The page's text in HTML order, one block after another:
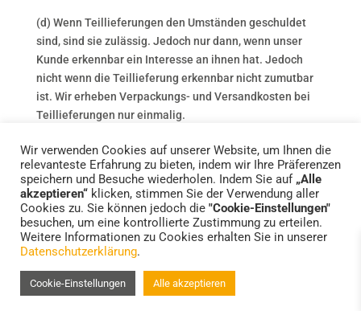
(d) Wenn Teillieferungen den Umständen geschuldet
sind, sind sie zulässig. Jedoch nur dann, wenn unser
Kunde erkennbar ein Interesse an ihnen hat. Jedoch
nicht wenn die Teillieferung erkennbar nicht zumutbar
ist. Wir erheben Verpackungs- und Versandkosten bei
Teillieferungen nur einmalig.
Standorte Impressum
Datenschutzerklärung
FAQs – Häufige Fragen
© 2022 HELFER HÖRSYSTEME
Wir verwenden Cookies auf unserer Website, um Ihnen die
relevanteste Erfahrung zu bieten, indem wir Ihre Präferenzen
speichern und Besuche wiederholen. Indem Sie auf „Alle
akzeptieren“ klicken, stimmen Sie der Verwendung aller
Cookies zu. Sie können jedoch die "Cookie-Einstellungen"
besuchen, um eine kontrollierte Zustimmung zu erteilen.
Weitere Informationen zu Cookies erhalten Sie in unserer
Datenschutzerklärung.
Cookie-Einstellungen Alle akzeptieren